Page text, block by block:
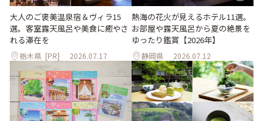
大人のご褒美温泉宿＆ヴィラ15
選。客室露天風呂や美食に癒やさ
れる滞在を
栃木県 [PR] 2026.07.17
熱海の花火が見えるホテル11選。
お部屋や露天風呂から夏の絶景を
ゆったり鑑賞【2026年】
静岡県 2026.07.12